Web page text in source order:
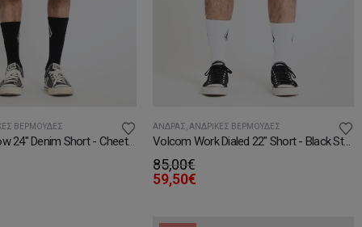
ΒΕΡΜΟΎΔΕΣ
Volcom Chillow 24" Denim Short - Cheetah
ΆΝΔΡΑΣ,ΑΝΔΡΙΚΈΣ ΒΕΡΜΟΎΔΕΣ
Volcom Work Dialed 22" Short - Black Stripe
85,00€
59,50€